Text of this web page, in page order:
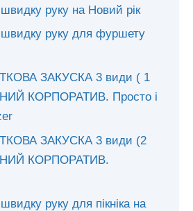
руку на Новий рік
швидку руку для фуршету
ЗАКУСКА 3 види ( 1
КОРПОРАТИВ. Просто і
ЗАКУСКА 3 види (2
КОРПОРАТИВ.
руку для пікніка на